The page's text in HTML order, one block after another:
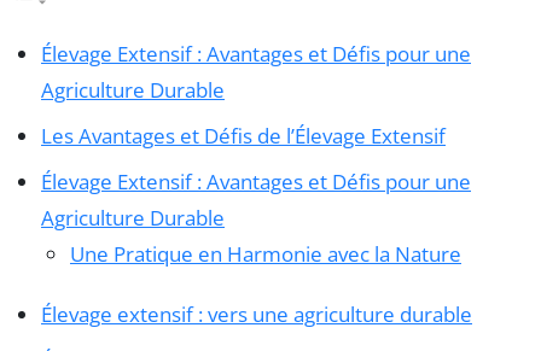
Élevage Extensif : Avantages et Défis pour une
Agriculture Durable
Les Avantages et Défis de l’Élevage Extensif
Élevage Extensif : Avantages et Défis pour une
Agriculture Durable
Une Pratique en Harmonie avec la Nature
Élevage extensif : vers une agriculture durable